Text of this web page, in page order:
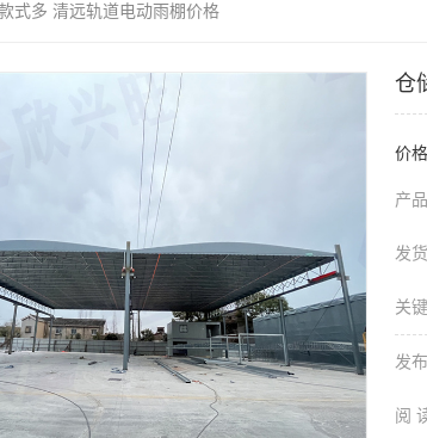
式多 清远轨道电动雨棚价格
仓
价
产
发
关
发
阅